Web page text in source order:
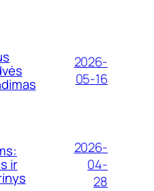
2026-
05-16
ir
2026-
04-
28